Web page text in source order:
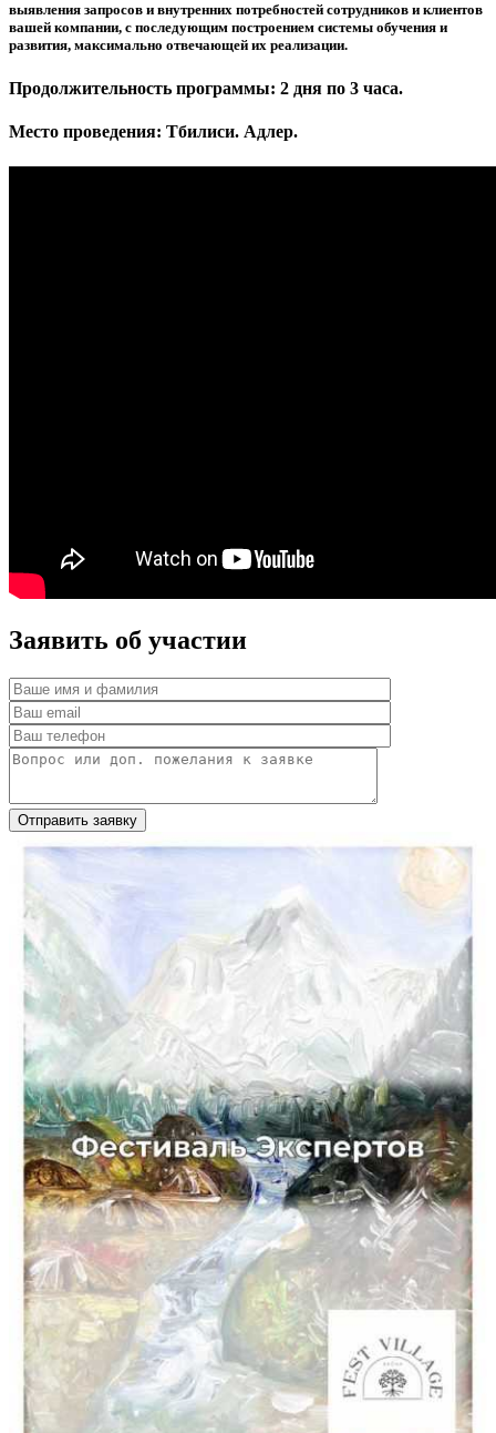
выявления запросов и внутренних потребностей сотрудников и клиентов
вашей компании, с последующим построением системы обучения и
развития, максимально отвечающей их реализации.
Продолжительность программы: 2 дня по 3 часа.
Место проведения: Тбилиси. Адлер.
Заявить об участии